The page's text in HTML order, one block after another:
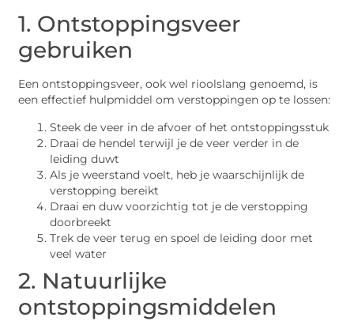
1. Ontstoppingsveer
gebruiken
Een ontstoppingsveer, ook wel rioolslang genoemd, is
een effectief hulpmiddel om verstoppingen op te lossen:
Steek de veer in de afvoer of het ontstoppingsstuk
Draai de hendel terwijl je de veer verder in de
leiding duwt
Als je weerstand voelt, heb je waarschijnlijk de
verstopping bereikt
Draai en duw voorzichtig tot je de verstopping
doorbreekt
Trek de veer terug en spoel de leiding door met
veel water
2. Natuurlijke
ontstoppingsmiddelen